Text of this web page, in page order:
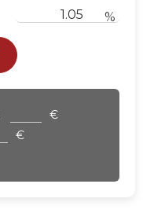
%
€
€